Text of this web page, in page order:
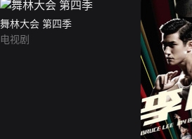
舞林大会 第四季
电视剧